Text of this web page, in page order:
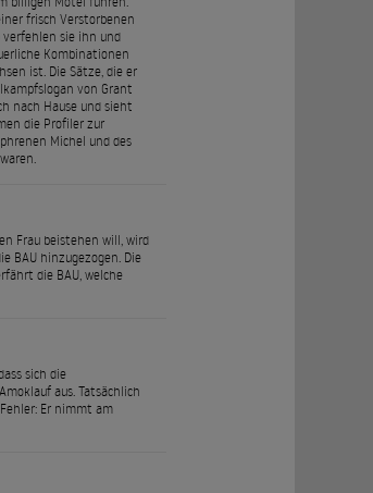
frisch Verstorbenen
verfehlen sie ihn und
Kombinationen
ist. Die Sätze, die er
von Grant
nach Hause und sieht
die Profiler zur
Michel und des
Frau beistehen will, wird
BAU hinzugezogen. Die
die BAU, welche
sich die
aus. Tatsächlich
Er nimmt am